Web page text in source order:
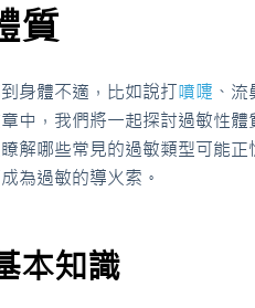
質
身體不適，比如說打噴嚏 、
中，我們將一起探討過敏性
解哪些常見的過敏類型可能
為過敏的導火索。
本知識